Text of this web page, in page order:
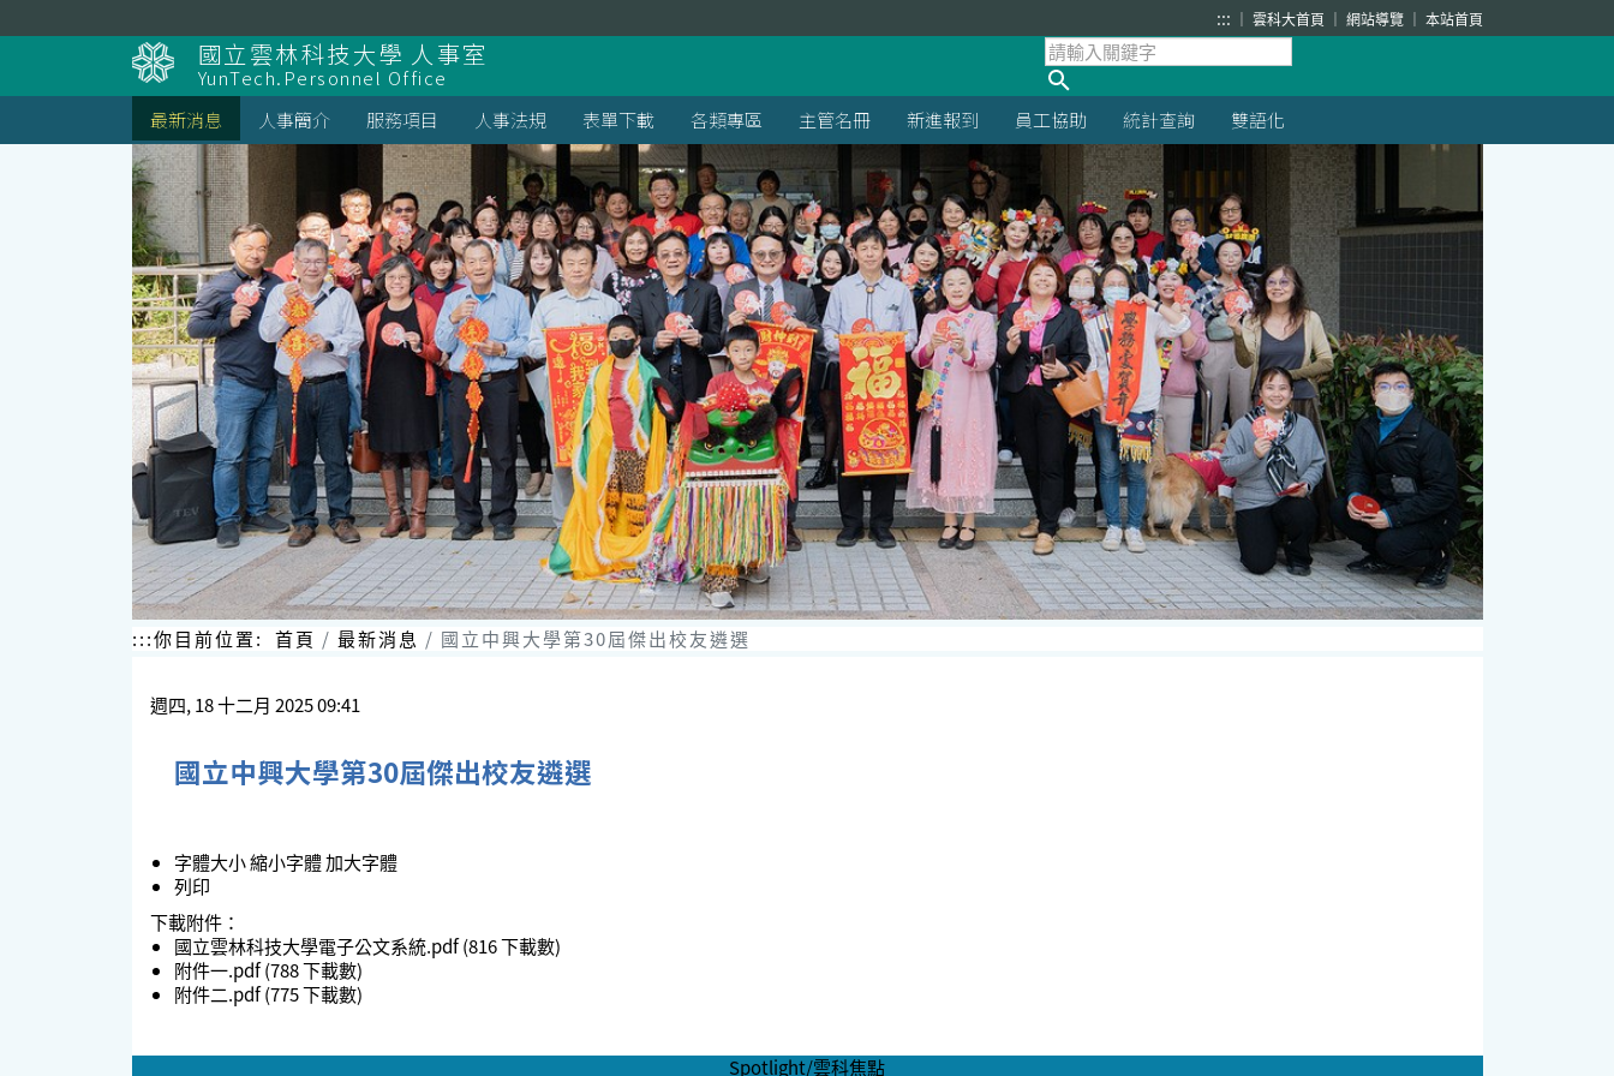
到
::: 雲科大首頁 網站導覽 本站首頁
國立雲林科技大學 人事室
YunTech.Personnel Office
最新消息
人事簡介 服務項目 人事法規 表單下載 各類專區 主管名冊 新進報到 員工協助 統計查詢 雙語化
:::你目前位置: 首頁 最新消息 國立中興大學第30屆傑出校友遴選
週四, 18 十二月 2025 09:41
國立中興大學第30屆傑出校友遴選
字體大小縮小字體加大字體
列印
下載附件：
國立雲林科技大學電子公文系統.pdf (816 下載數)
附件一.pdf (788 下載數)
附件二.pdf (775 下載數)
Spotlight/雲科焦點